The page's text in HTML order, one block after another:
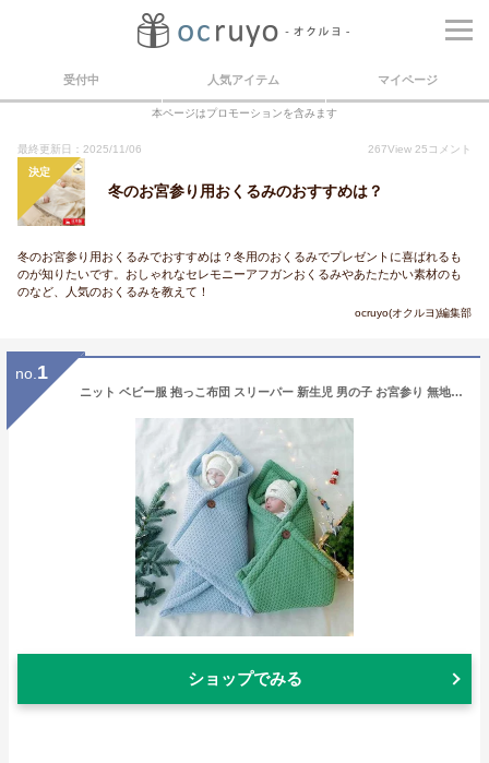
受付中 人気アイテム マイページ
本ページはプロモーションを含みます
最終更新日：2025/11/06 267View 25 コメント
決定
冬のお宮参り用おくるみのおすすめは？
冬のお宮参り用おくるみでおすすめは？冬用のおくるみでプレゼントに喜ばれるも
のが知りたいです。おしゃれなセレモニーアフガンおくるみやあたたかい素材のも
のなど、人気のおくるみを教えて！
ocruyo(オクルヨ)編集部
no. 1
ニット ベビー服 抱っこ布団 スリーパー 新生児 男の子 お宮参り 無地 防寒 スリーピングバッグ 寝袋 人気 オシャレ おくるみ 薄手 子供 安眠 赤ちゃん 出産祝い ベビー 冬 秋 春 女の子 可愛い ベビー用品 カラフル 新生児 男女兼用 百日祝い 暖かい かわいい あったか
ショップでみる